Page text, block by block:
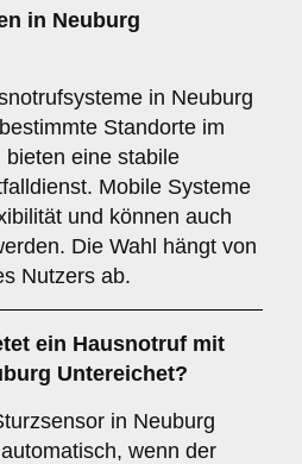
in Neuburg
in Neuburg
Standorte im
eine stabile
Mobile Systeme
und können auch
Die Wahl hängt von
Nutzers ab.
ein Hausnotruf mit
Untereichet?
in Neuburg
wenn der